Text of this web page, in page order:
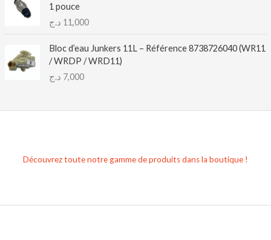
1 pouce
11,000 د.ج
Bloc d’eau Junkers 11L – Référence 8738726040 (WR11
/ WRDP / WRD11)
7,000 د.ج
Découvrez toute notre gamme de produits dans la boutique !